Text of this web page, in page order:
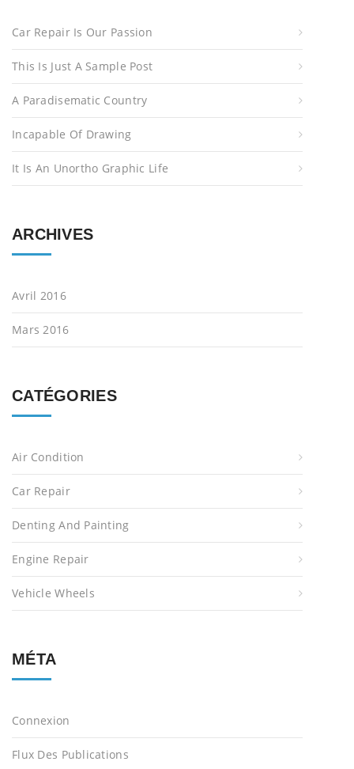
o
r
:
Car Repair Is Our Passion
This Is Just A Sample Post
A Paradisematic Country
Incapable Of Drawing
It Is An Unortho Graphic Life
ARCHIVES
Avril 2016
Mars 2016
CATÉGORIES
Air Condition
Car Repair
Denting And Painting
Engine Repair
Vehicle Wheels
MÉTA
Connexion
Flux Des Publications